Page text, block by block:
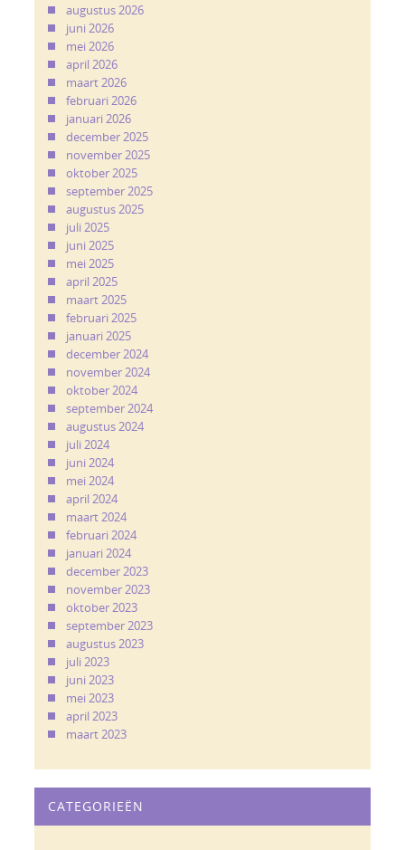
augustus 2026
juni 2026
mei 2026
april 2026
maart 2026
februari 2026
januari 2026
december 2025
november 2025
oktober 2025
september 2025
augustus 2025
juli 2025
juni 2025
mei 2025
april 2025
maart 2025
februari 2025
januari 2025
december 2024
november 2024
oktober 2024
september 2024
augustus 2024
juli 2024
juni 2024
mei 2024
april 2024
maart 2024
februari 2024
januari 2024
december 2023
november 2023
oktober 2023
september 2023
augustus 2023
juli 2023
juni 2023
mei 2023
april 2023
maart 2023
CATEGORIEËN